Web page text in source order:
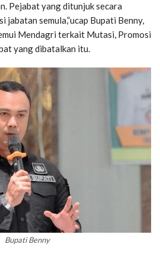
Pejabat yang ditunjuk secara
jabatan semula,”ucap Bupati Benny,
Mendagri terkait Mutasi, Promosi
yang dibatalkan itu.
Bupati Benny